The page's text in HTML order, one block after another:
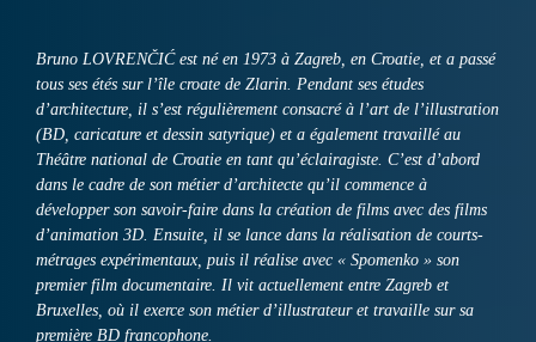
Bruno LOVRENČIĆ est né en 1973 à Zagreb, en Croatie, et a passé
tous ses étés sur l’île croate de Zlarin. Pendant ses études
d’architecture, il s’est régulièrement consacré à l’art de l’illustration
(BD, caricature et dessin satyrique) et a également travaillé au
Théâtre national de Croatie en tant qu’éclairagiste. C’est d’abord
dans le cadre de son métier d’architecte qu’il commence à
développer son savoir-faire dans la création de films avec des films
d’animation 3D. Ensuite, il se lance dans la réalisation de courts-
métrages expérimentaux, puis il réalise avec « Spomenko » son
premier film documentaire. Il vit actuellement entre Zagreb et
Bruxelles, où il exerce son métier d’illustrateur et travaille sur sa
première BD francophone.